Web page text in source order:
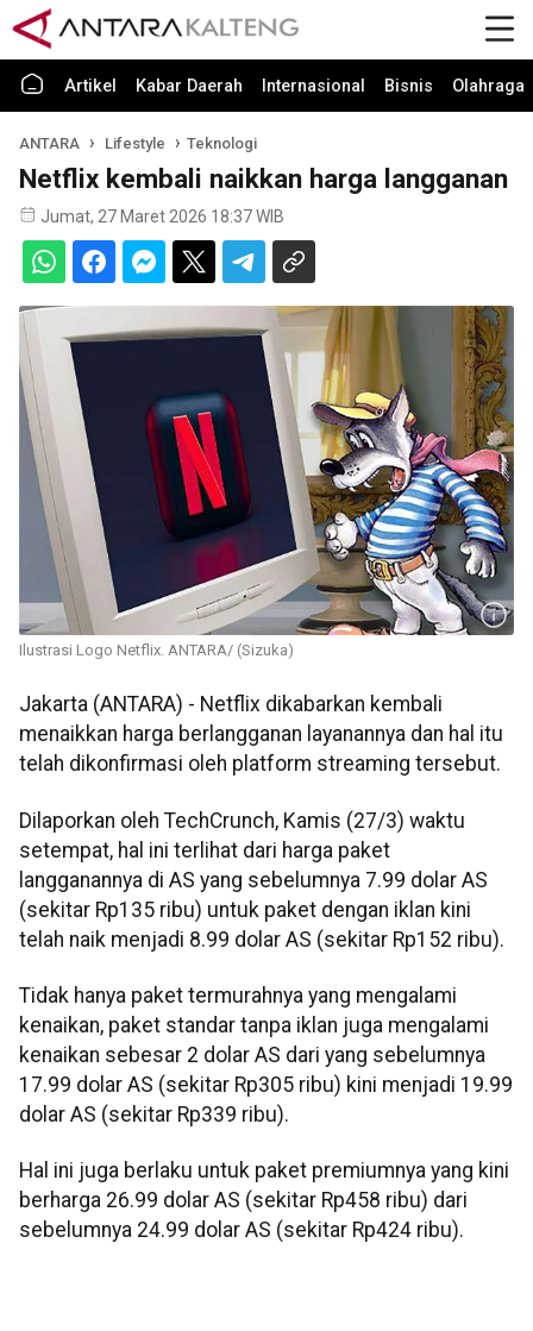
Artikel Kabar Daerah Internasional Bisnis Olahraga
ANTARA Lifestyle Teknologi
Netflix kembali naikkan harga langganan
Jumat, 27 Maret 2026 18:37 WIB
Ilustrasi Logo Netflix. ANTARA/ (Sizuka)
Jakarta (ANTARA) - Netflix dikabarkan kembali
menaikkan harga berlangganan layanannya dan hal itu
telah dikonfirmasi oleh platform streaming tersebut.
Dilaporkan oleh TechCrunch, Kamis (27/3) waktu
setempat, hal ini terlihat dari harga paket
langganannya di AS yang sebelumnya 7.99 dolar AS
(sekitar Rp135 ribu) untuk paket dengan iklan kini
telah naik menjadi 8.99 dolar AS (sekitar Rp152 ribu).
Tidak hanya paket termurahnya yang mengalami
kenaikan, paket standar tanpa iklan juga mengalami
kenaikan sebesar 2 dolar AS dari yang sebelumnya
17.99 dolar AS (sekitar Rp305 ribu) kini menjadi 19.99
dolar AS (sekitar Rp339 ribu).
Hal ini juga berlaku untuk paket premiumnya yang kini
berharga 26.99 dolar AS (sekitar Rp458 ribu) dari
sebelumnya 24.99 dolar AS (sekitar Rp424 ribu).